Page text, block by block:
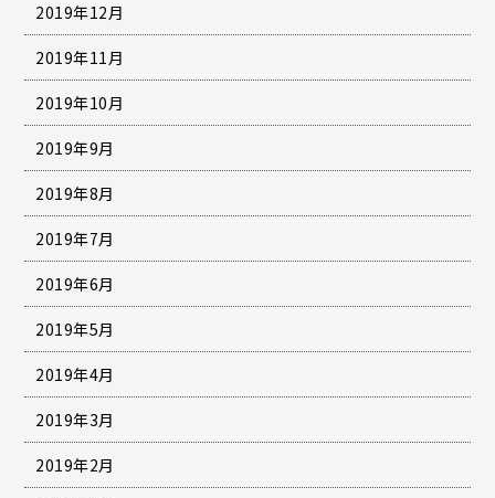
2019年12月
2019年11月
2019年10月
2019年9月
2019年8月
2019年7月
2019年6月
2019年5月
2019年4月
2019年3月
2019年2月